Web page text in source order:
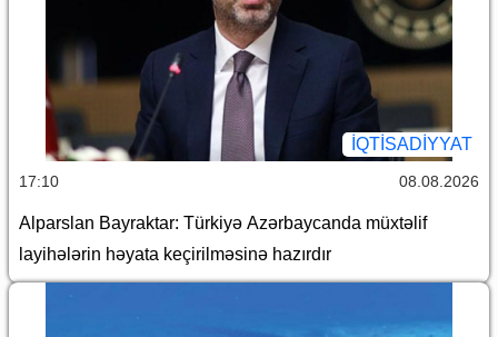
İQTİSADİYYAT
17:10 08.08.2026
Alparslan Bayraktar: Türkiyə Azərbaycanda müxtəlif
layihələrin həyata keçirilməsinə hazırdır